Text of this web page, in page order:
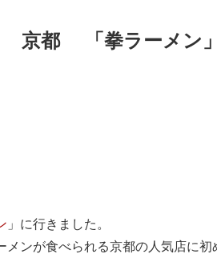
京都 「拳ラーメン」
」に行きました。
ンが食べられる京都の人気店に初